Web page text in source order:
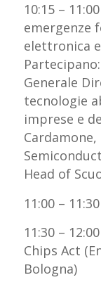
10:15 –
emergenze
elettronica
Generale
tecnologie
imprese e
Head of
11:00 –
11:30 –
Chips Act
Bologna)